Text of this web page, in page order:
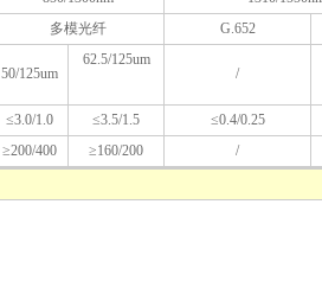
多模光纤 G.652
50/125um
62.5/125um
/
≤3.0/1.0 ≤3.5/1.5 ≤0.4/0.25
≥200/400 ≥160/200 /